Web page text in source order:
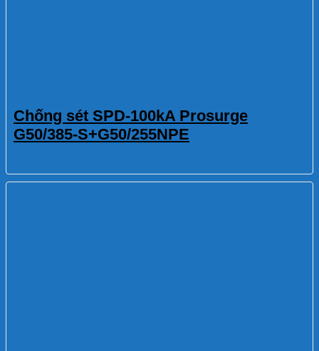
Chống sét SPD-100kA Prosurge
G50/385-S+G50/255NPE